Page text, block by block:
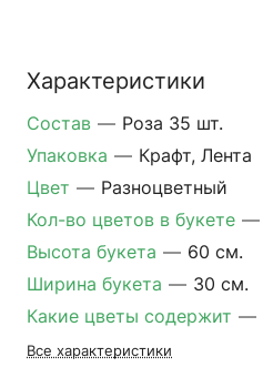
Характеристики
Состав — Роза 35 шт.
Упаковка — Крафт, Лента
Цвет — Разноцветный
Кол-во цветов в букете —
Высота букета — 60 см.
Ширина букета — 30 см.
Какие цветы содержит —
Все характеристики